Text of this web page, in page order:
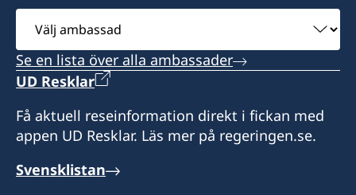
Bokade mötestider: 10h00 - 12h00 och 13h00 -
15h00 tisdag och torsdag
Hemsida : www.csct.se
Honorärkonsul
Carl Fredrik Sammeli
Välj
ambassad
Se en lista över alla ambassader
UD Resklar
Få aktuell reseinformation direkt i fickan med
appen UD Resklar. Läs mer på regeringen.se.
Svensklistan